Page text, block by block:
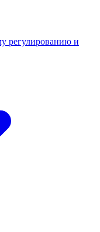
регулированию и